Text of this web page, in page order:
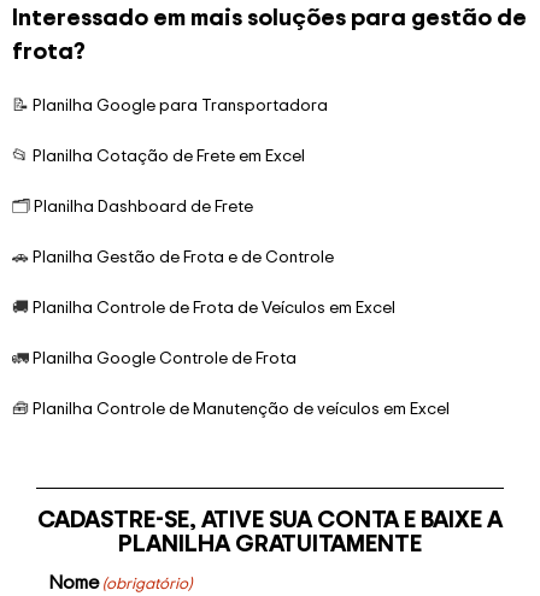
Interessado em mais soluções para gestão de
frota?
📝 Planilha Google para Transportadora
📂 Planilha Cotação de Frete em Excel
🗂️Planilha Dashboard de Frete
🚗Planilha Gestão de Frota e de Controle
🚚Planilha Controle de Frota de Veículos em Excel
🚛Planilha Google Controle de Frota
🧰Planilha Controle de Manutenção de veículos em Excel
CADASTRE-SE, ATIVE SUA CONTA E BAIXE A
PLANILHA GRATUITAMENTE
Nome (obrigatório)